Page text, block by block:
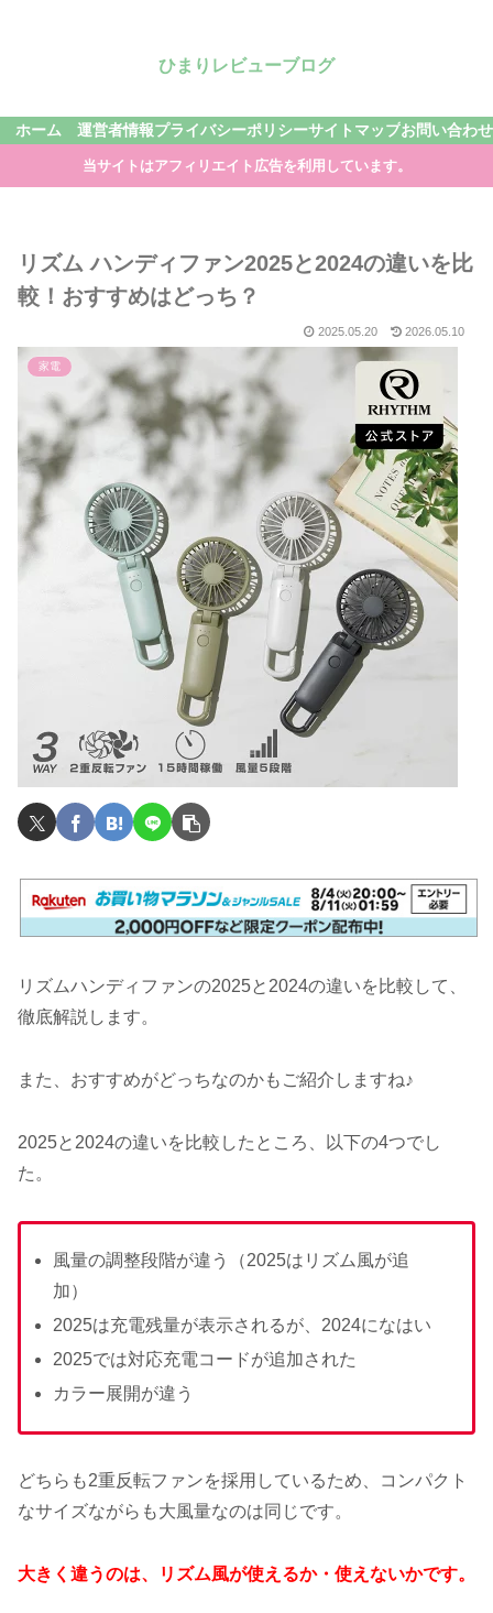
ひまりレビューブログ
ホーム 運営者情報プライバシーポリシーサイトマップお問い合わせ
当サイトはアフィリエイト広告を利用しています。
リズム ハンディファン2025と2024の違いを比
較！おすすめはどっち？
2025.05.20 2026.05.10
家電
リズムハンディファンの2025と2024の違いを比較して、
徹底解説します。
また、おすすめがどっちなのかもご紹介しますね♪
2025と2024の違いを比較したところ、以下の4つでし
た。
風量の調整段階が違う（2025はリズム風が追
加）
2025は充電残量が表示されるが、2024になはい
2025では対応充電コードが追加された
カラー展開が違う
どちらも2重反転ファンを採用しているため、コンパクト
なサイズながらも大風量なのは同じです。
大きく違うのは、リズム風が使えるか・使えないかです。